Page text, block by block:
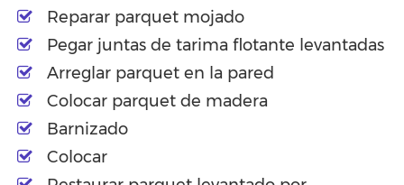
Reparar parquet mojado
Pegar juntas de tarima flotante levantadas
Arreglar parquet en la pared
Colocar parquet de madera
Barnizado
Colocar